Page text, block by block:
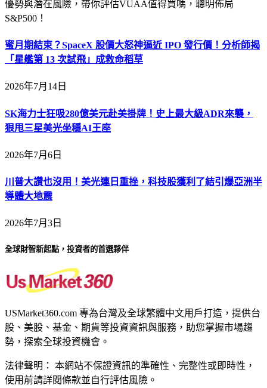
優勢與潛在風險，帶你評估VUAA值得買嗎，聰明佈局
S&P500！
蜜月期結束？SpaceX 股價大怒神逼近 IPO 發行價！分析師揭
「星艦第 13 次試飛」成救命稻草
2026年7月14日
SK海力士狂吸280億美元赴美掛牌！史上最大級ADR來襲，
狠甩三星美光坐穩AI王座
2026年7月6日
川普大讚也沒用！美光連日重挫，科技股獲利了結引爆亞洲半
導體大地震
2026年7月3日
全球財智新起點，投資者的首選夥伴
USMarket360.com 專為台灣及全球繁體中文用戶打造，提供台
股、美股、基金、期貨等投資資訊與服務，助您掌握市場趨
勢，探索全球投資機會。
法律聲明： 本網站不保證資訊的準確性、完整性或即時性，
使用前請詳閱條款並自行評估風險。